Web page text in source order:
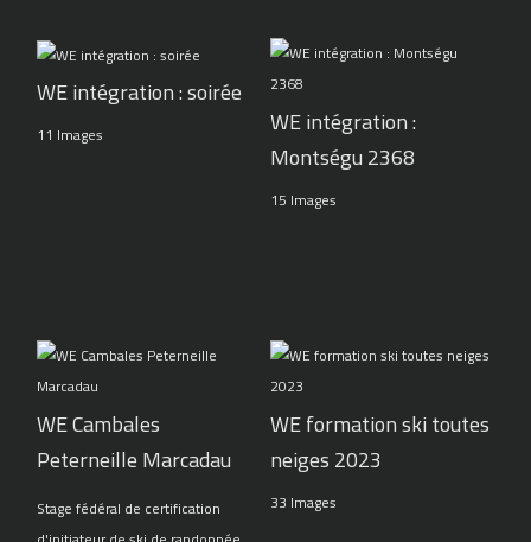
WE intégration : soirée
11 Images
WE intégration :
Montségu 2368
15 Images
WE Cambales
Peterneille Marcadau
Stage fédéral de certification
WE formation ski toutes
neiges 2023
33 Images